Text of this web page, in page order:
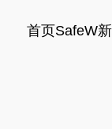
首页SafeW